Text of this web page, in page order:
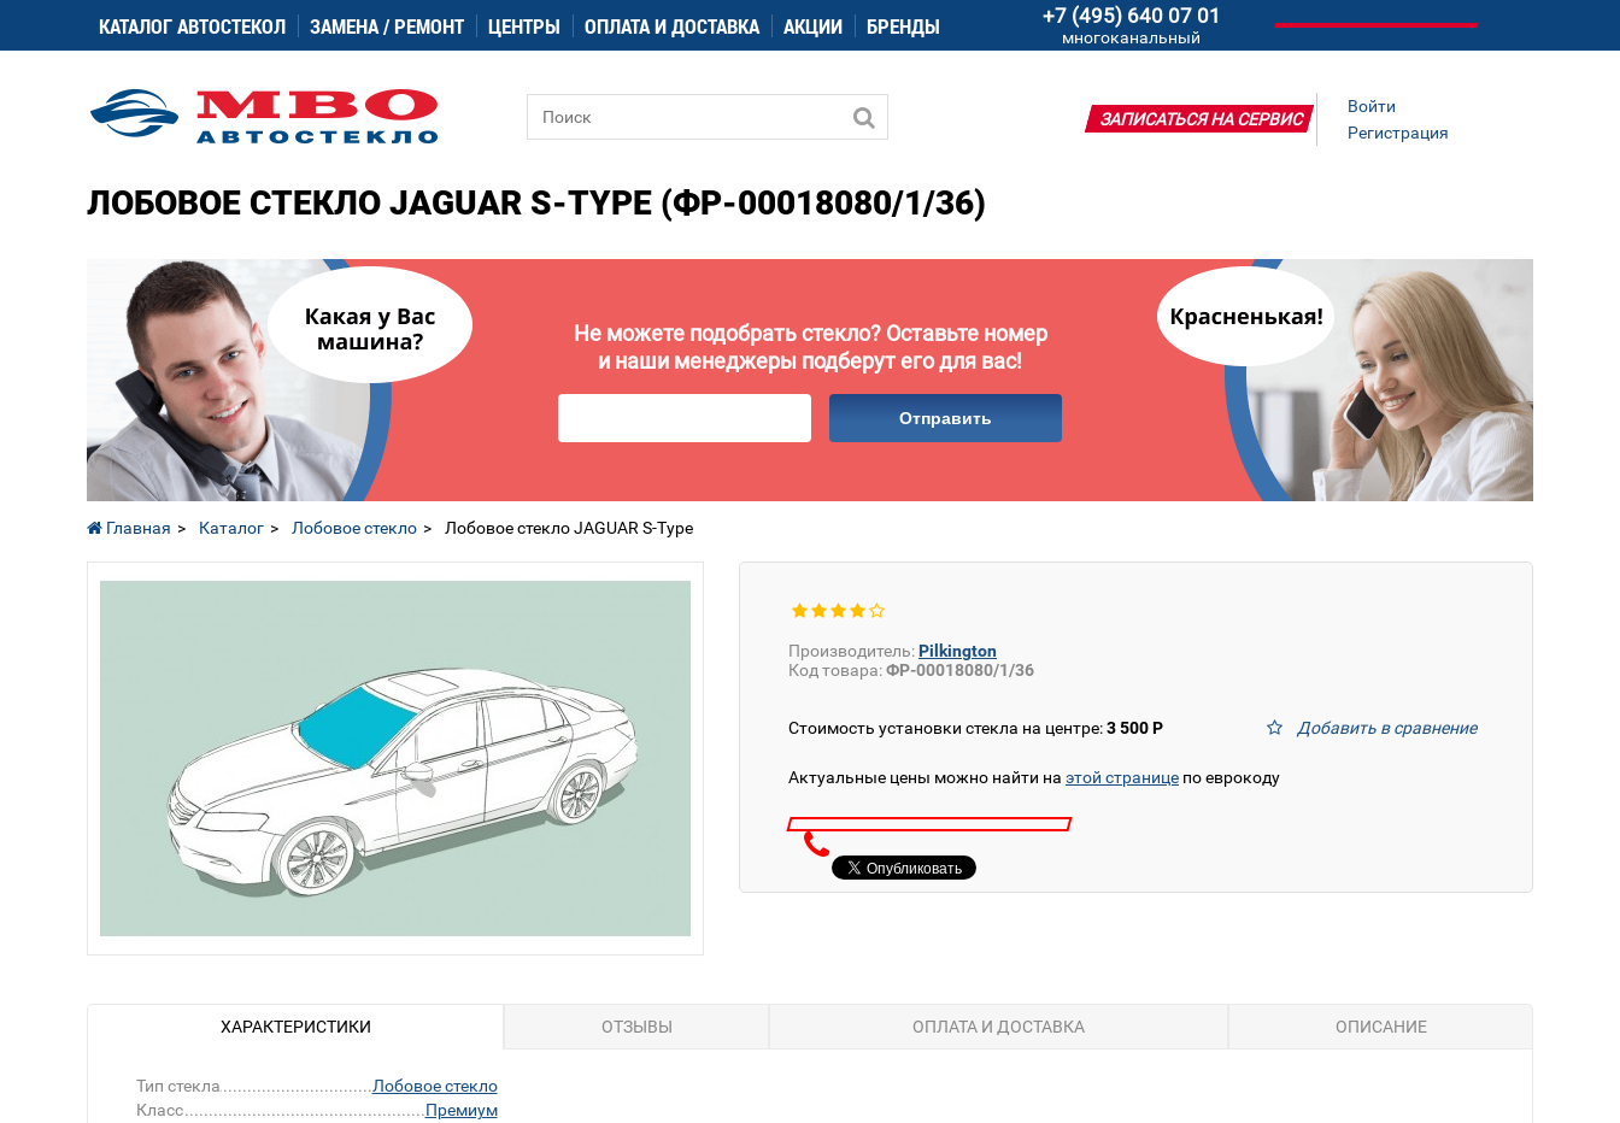
КАТАЛОГ АВТОСТЕКОЛ ЗАМЕНА / РЕМОНТ ЦЕНТРЫ ОПЛАТА И ДОСТАВКА АКЦИИ БРЕНДЫ +7 (495) 640 07 01
многоканальный
Войти
Регистрация
ЗАПИСАТЬСЯ НА СЕРВИС
ЛОБОВОЕ СТЕКЛО JAGUAR S-TYPE (ФР-00018080/1/36)
Не можете подобрать стекло? Оставьте номер
и наши менеджеры подберут его для вас!
Отправить
Главная Каталог Лобовое стекло Лобовое стекло JAGUAR S-Type
Производитель:Pilkington
Код товара:ФР-00018080/1/36
Добавить в сравнение
Стоимость установки стекла на центре:3 500 Р
Актуальные цены можно найти на этой странице по еврокоду
ХАРАКТЕРИСТИКИ ОТЗЫВЫ ОПЛАТА И ДОСТАВКА ОПИСАНИЕ
Тип стекла
Лобовое стекло
Класс
Премиум